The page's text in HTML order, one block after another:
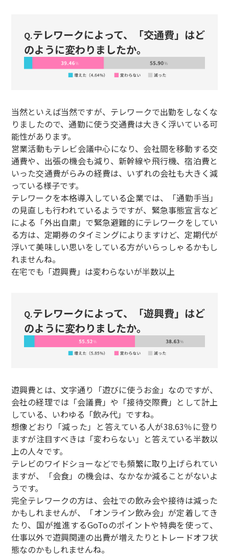
Q.テレワークによって、「交通費」はど
のように変わりましたか。
当然といえば当然ですが、テレワークで出勤をしなくな
りましたので、通勤に使う交通費は大きく浮いている可
能性があります。
営業活動もテレビ会議中心になり、会社間を移動する交
通費や、出張の機会も減り、新幹線や飛行機、宿泊費と
いった交通費がらみの経費は、いずれの会社も大きく減
っている様子です。
テレワークを本格導入している企業では、「通勤手当」
の見直しも行われているようですが、緊急事態宣言など
による「外出自粛」で緊急避難的にテレワークをしてい
る方は、定期券のタイミングによりますけど、定期代が
浮いて美味しい思いをしている方がいらっしゃるかもし
れませんね。
在宅でも「遊興費」は変わらないが半数以上
Q.テレワークによって、「遊興費」はど
のように変わりましたか。
遊興費とは、文字通り「遊びに使うお金」なのですが、
会社の経理では「会議費」や「接待交際費」として計上
している、いわゆる「飲み代」ですね。
想像どおり「減った」と答えている人が38.63％に登り
ますが注目すべきは「変わらない」と答えている半数以
上の人々です。
テレビのワイドショーなどでも頻繁に取り上げられてい
ますが、「会食」の機会は、なかなか減ることがないよ
うです。
完全テレワークの方は、会社での飲み会や接待は減った
かもしれませんが、「オンライン飲み会」が定着してき
たり、国が推進するGoToのポイントや特典を使って、
仕事以外で遊興関連の出費が増えたりとトレードオフ状
態なのかもしれませんね。